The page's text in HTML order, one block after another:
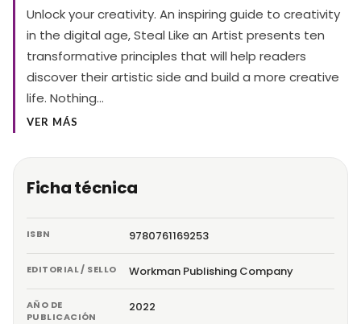
Unlock your creativity. An inspiring guide to creativity
in the digital age, Steal Like an Artist presents ten
transformative principles that will help readers
discover their artistic side and build a more creative
life. Nothing…
VER MÁS
Ficha técnica
ISBN 9780761169253
EDITORIAL / SELLO Workman Publishing Company
AÑO DE
PUBLICACIÓN
2022